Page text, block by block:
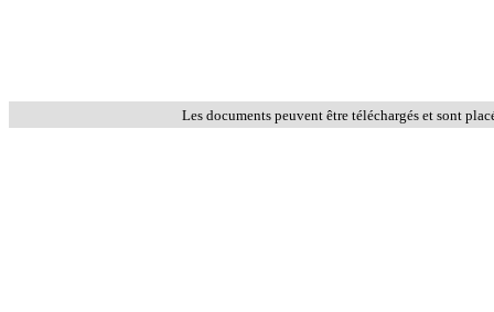
Les documents peuvent être téléchargés et sont